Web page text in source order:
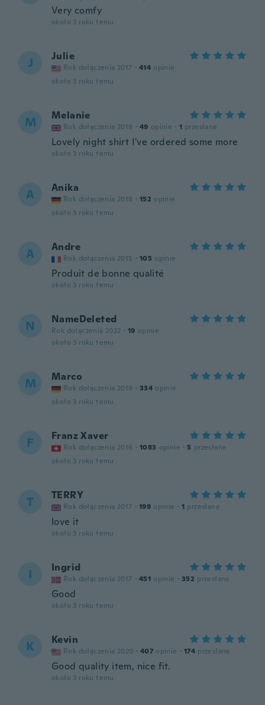
Very comfy
około 3 roku temu
J Julie
Rok dołączenia 2017 · 414 opinie
około 3 roku temu
M Melanie
Rok dołączenia 2019 · 49 opinie · 1 przesłane
Lovely night shirt I've ordered some more
około 3 roku temu
A Anika
Rok dołączenia 2018 · 152 opinie
około 3 roku temu
A Andre
Rok dołączenia 2015 · 105 opinie
Produit de bonne qualité
około 3 roku temu
N NameDeleted
Rok dołączenia 2022 · 19 opinie
około 3 roku temu
M Marco
Rok dołączenia 2019 · 334 opinie
około 3 roku temu
F Franz Xaver
Rok dołączenia 2016 · 1083 opinie · 5 przesłane
około 3 roku temu
T TERRY
Rok dołączenia 2017 · 199 opinie · 1 przesłane
love it
około 3 roku temu
I Ingrid
Rok dołączenia 2017 · 451 opinie · 352 przesłane
Good
około 3 roku temu
K Kevin
Rok dołączenia 2020 · 407 opinie · 174 przesłane
Good quality item, nice fit.
około 3 roku temu